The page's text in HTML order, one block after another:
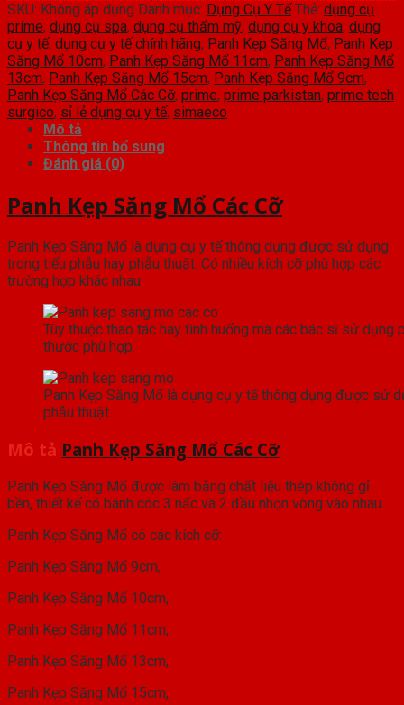
SKU: Không áp dụng Danh mục: Dụng Cụ Y Tế Thẻ: dụng cụ
prime, dụng cụ spa, dụng cụ thẩm mỹ, dụng cụ y khoa, dụng
cụ y tế, dụng cụ y tế chính hãng, Panh Kẹp Săng Mổ, Panh Kẹp
Săng Mổ 10cm, Panh Kẹp Săng Mổ 11cm, Panh Kẹp Săng Mổ
13cm, Panh Kẹp Săng Mổ 15cm, Panh Kẹp Săng Mổ 9cm,
Panh Kẹp Săng Mổ Các Cỡ, prime, prime parkistan, prime tech
surgico, sỉ lẻ dụng cụ y tế, simaeco
Mô tả
Thông tin bổ sung
Đánh giá (0)
Panh Kẹp Săng Mổ Các Cỡ
Panh Kẹp Săng Mổ là dụng cụ y tế thông dụng được sử dụng
trong tiểu phẫu hay phẫu thuật. Có nhiều kích cỡ phù hợp các
trường hợp khác nhau.
Tùy thuộc thao tác hay tình huống mà các bác sĩ sử dụng
thước phù hợp.
Panh Kẹp Săng Mổ là dụng cụ y tế thông dụng được sử
phẫu thuật.
Mô tả Panh Kẹp Săng Mổ Các Cỡ
Panh Kẹp Săng Mổ được làm bằng chất liệu thép không gỉ
bền, thiết kế có bánh cóc 3 nấc và 2 đầu nhọn vòng vào nhau.
Panh Kẹp Săng Mổ có các kích cỡ:
Panh Kẹp Săng Mổ 9cm,
Panh Kẹp Săng Mổ 10cm,
Panh Kẹp Săng Mổ 11cm,
Panh Kẹp Săng Mổ 13cm,
Panh Kẹp Săng Mổ 15cm,